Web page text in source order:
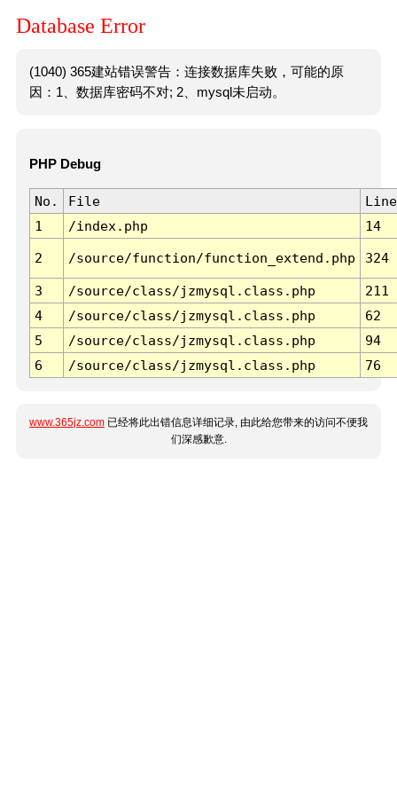
Database Error
(1040) 365建站错误警告：连接数据库失败，可能的原
因：1、数据库密码不对; 2、mysql未启动。
PHP Debug
No. File
Line
1
/index.php 14
2 /source/function/function_extend.php 324
3 /source/class/jzmysql.class.php
211
4
/source/class/jzmysql.class.php
62
5
/source/class/jzmysql.class.php
94
6
/source/class/jzmysql.class.php 76
www.365jz.com 已经将此出错信息详细记录, 由此给您带来的访问不便我
们深感歉意.